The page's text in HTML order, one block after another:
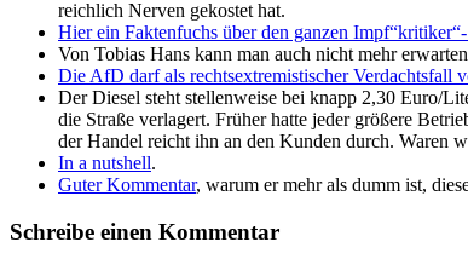
reichlich Nerven gekostet hat.
Hier ein Faktenfuchs über den ganzen
Von Tobias Hans kann man auch nicht mehr
Die AfD darf als rechtsextremistischer Verdachtsfall
Der Diesel steht stellenweise bei knapp 2,30 Euro/
die Straße verlagert. Früher hatte jeder größere
der Handel reicht ihn an den Kunden durch. Waren
In a nutshell.
Guter Kommentar, warum er mehr als dumm ist,
Schreibe einen Kommentar